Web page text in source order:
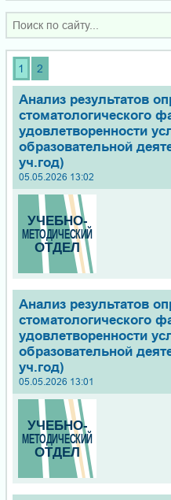
1 2
Анализ результатов
стоматологического
удовлетворенности
образовательной
уч.год)
05.05.2026 13:02
Анализ результатов
стоматологического
удовлетворенности
образовательной
уч.год)
05.05.2026 13:01